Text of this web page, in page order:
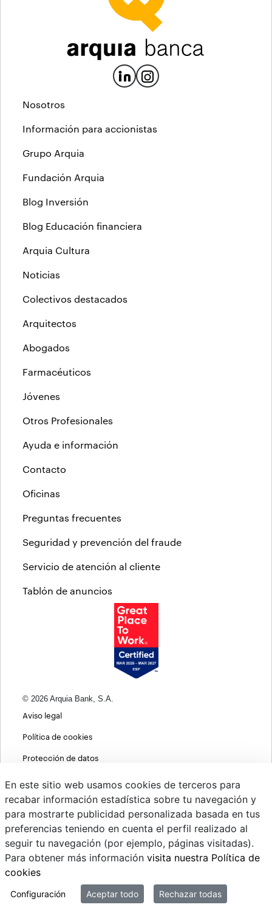
Nosotros
Información para accionistas
Grupo Arquia
Fundación Arquia
Blog Inversión
Blog Educación financiera
Arquia Cultura
Noticias
Colectivos destacados
Arquitectos
Abogados
Farmacéuticos
Jóvenes
Otros Profesionales
Ayuda e información
Contacto
Oficinas
Preguntas frecuentes
Seguridad y prevención del fraude
Servicio de atención al cliente
Tablón de anuncios
© 2026 Arquia Bank, S.A.
Aviso legal
Política de cookies
Protección de datos
Política de privacidad web
MIFID
PSD2
Cambio de divisas
Sistema interno de información
En este sitio web usamos cookies de terceros para
recabar información estadística sobre tu navegación y
para mostrarte publicidad personalizada basada en tus
preferencias teniendo en cuenta el perfil realizado al
seguir tu navegación (por ejemplo, páginas visitadas).
Para obtener más información visita nuestra Política de
cookies
Configuración Aceptar todo Rechazar todas